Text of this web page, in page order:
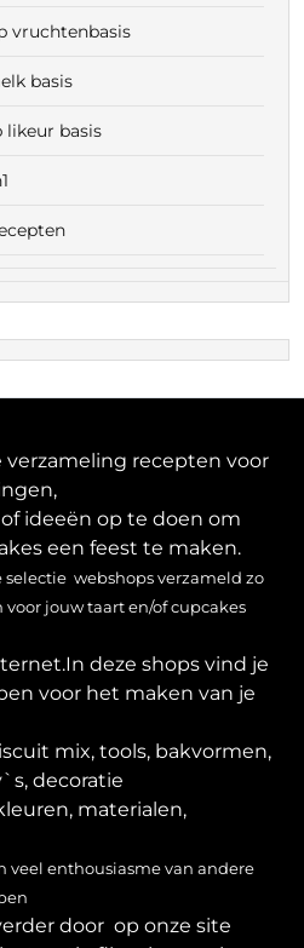
vruchtenbasis
basis
likeur basis
recepten voor
ideeën op te doen om
een feest te maken.
webshops verzameld zo
jouw taart en/of cupcakes
deze shops vind je
voor het maken van je
mix, tools, bakvormen,
decoratie
materialen,
enthousiasme van andere
door op onze site